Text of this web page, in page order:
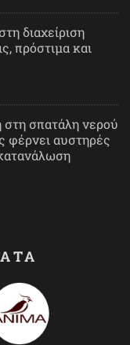
διαχείριση
πρόστιμα και
σπατάλη νερού
φέρνει αυστηρές